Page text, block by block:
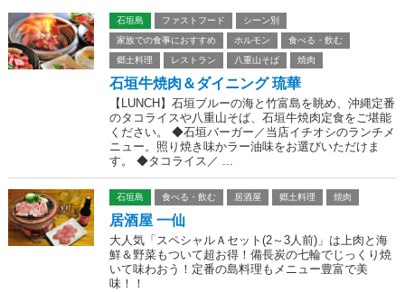
石垣島 ファストフード
シーン別
家族での食事におすすめ
ホルモン
食べる・飲む
郷土料理
レストラン 八重山そば 焼肉
石垣牛焼肉＆ダイニング 琉華
【LUNCH】石垣ブルーの海と竹富島を眺め、沖縄定番
のタコライスや八重山そば、石垣牛焼肉定食をご堪能
ください。 ◆石垣バーガー／当店イチオシのランチメ
ニュー。照り焼き味かラー油味をお選びいただけま
す。 ◆タコライス／ ...
石垣島 食べる・飲む 居酒屋 郷土料理 焼肉
居酒屋 一仙
大人気「スペシャルＡセット(2～3人前)」は上肉と海
鮮＆野菜もついて超お得！備長炭の七輪でじっくり焼
いて味わおう！定番の島料理もメニュー豊富で美
味！！